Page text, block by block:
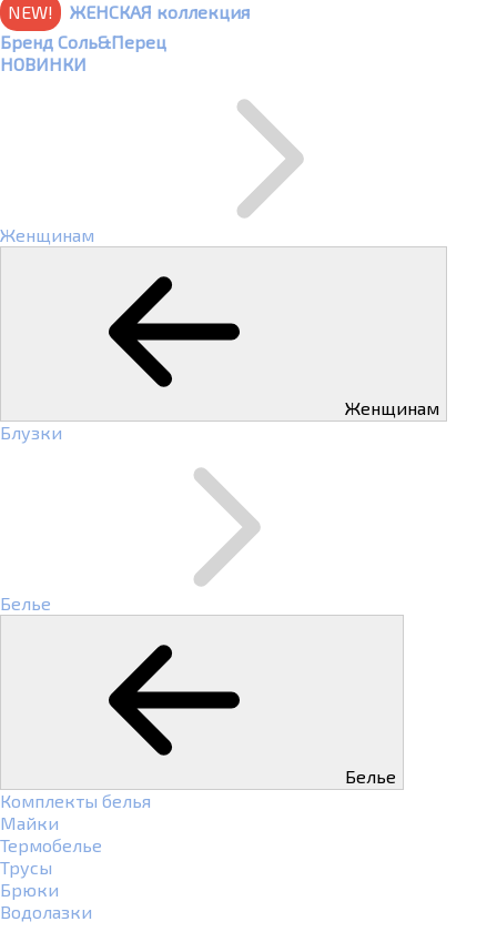
NEW!
ЖЕНСКАЯ коллекция
Бренд Соль&Перец
НОВИНКИ
Женщинам
Женщинам
Блузки
Белье
Белье
Комплекты белья
Майки
Термобелье
Трусы
Брюки
Водолазки